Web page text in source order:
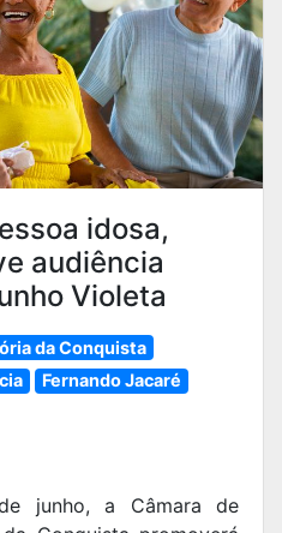
idosa,
audiência
Violeta
da Conquista
Fernando Jacaré
junho, a Câmara de